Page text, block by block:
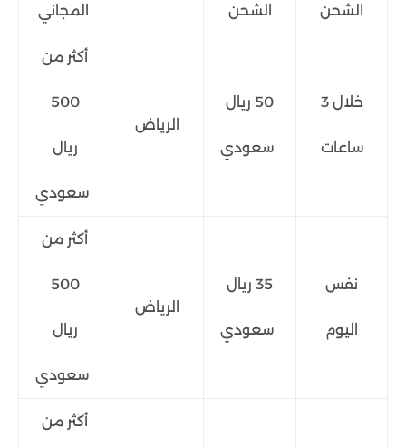
الشحن الشحن المجاني
خلال 3
ساعات
50 ريال
سعودي
الرياض
أكثر من
500
ريال
سعودي
نفس
اليوم
35 ريال
سعودي
الرياض
أكثر من
500
ريال
سعودي
أكثر من